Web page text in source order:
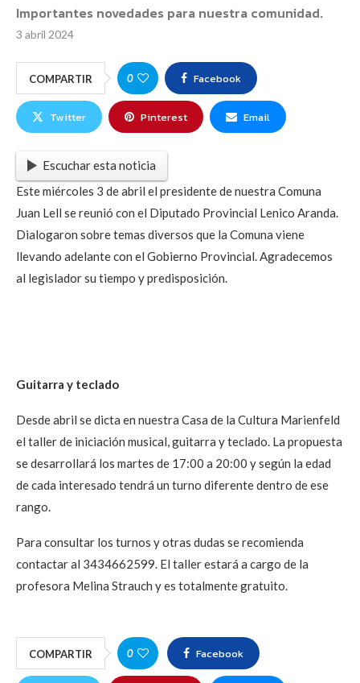
Importantes novedades para nuestra comunidad.
3 abril 2024
COMPARTIR 0 Facebook
Twitter Pinterest Email
Escuchar esta noticia
Este miércoles 3 de abril el presidente de nuestra Comuna
Juan Lell se reunió con el Diputado Provincial Lenico Aranda.
Dialogaron sobre temas diversos que la Comuna viene
llevando adelante con el Gobierno Provincial. Agradecemos
al legislador su tiempo y predisposición.
Guitarra y teclado
Desde abril se dicta en nuestra Casa de la Cultura Marienfeld
el taller de iniciación musical, guitarra y teclado. La propuesta
se desarrollará los martes de 17:00 a 20:00 y según la edad
de cada interesado tendrá un turno diferente dentro de ese
rango.
Para consultar los turnos y otras dudas se recomienda
contactar al 3434662599. El taller estará a cargo de la
profesora Melina Strauch y es totalmente gratuito.
COMPARTIR 0 Facebook